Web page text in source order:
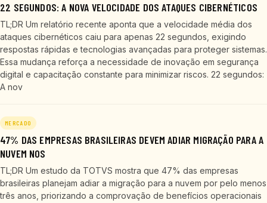
22 SEGUNDOS: A NOVA VELOCIDADE DOS ATAQUES CIBERNÉTICOS
TL;DR Um relatório recente aponta que a velocidade média dos
ataques cibernéticos caiu para apenas 22 segundos, exigindo
respostas rápidas e tecnologias avançadas para proteger sistemas.
Essa mudança reforça a necessidade de inovação em segurança
digital e capacitação constante para minimizar riscos. 22 segundos:
A nov
MERCADO
47% DAS EMPRESAS BRASILEIRAS DEVEM ADIAR MIGRAÇÃO PARA A
NUVEM NOS
TL;DR Um estudo da TOTVS mostra que 47% das empresas
brasileiras planejam adiar a migração para a nuvem por pelo menos
três anos, priorizando a comprovação de benefícios operacionais